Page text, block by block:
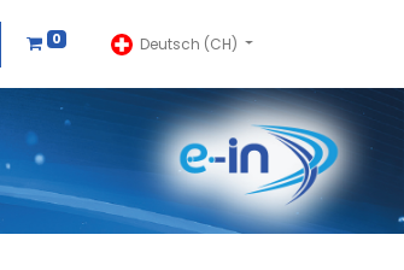
0 Deutsch (CH)